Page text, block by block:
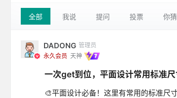
全部 我说 提问 投票 你猜
DADONG 管理员
永久会员 天神
一次get到位，平面设计常用标准
🎨平面设计必备！这里有常用的标准尺